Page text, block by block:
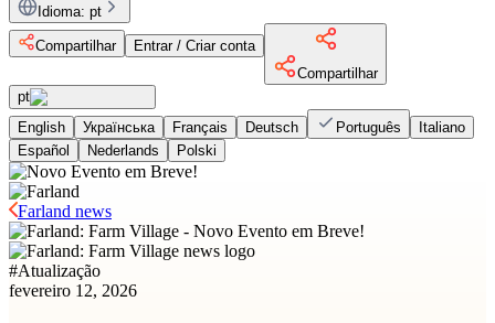
Idioma: pt
Compartilhar
Entrar / Criar conta
Compartilhar
pt
English
Українська Français Deutsch Português
Italiano
Español
Nederlands Polski
Farland news
#Atualização
fevereiro 12, 2026